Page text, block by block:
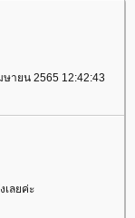
ษายน 2565 12:42:43
ลยค่ะ